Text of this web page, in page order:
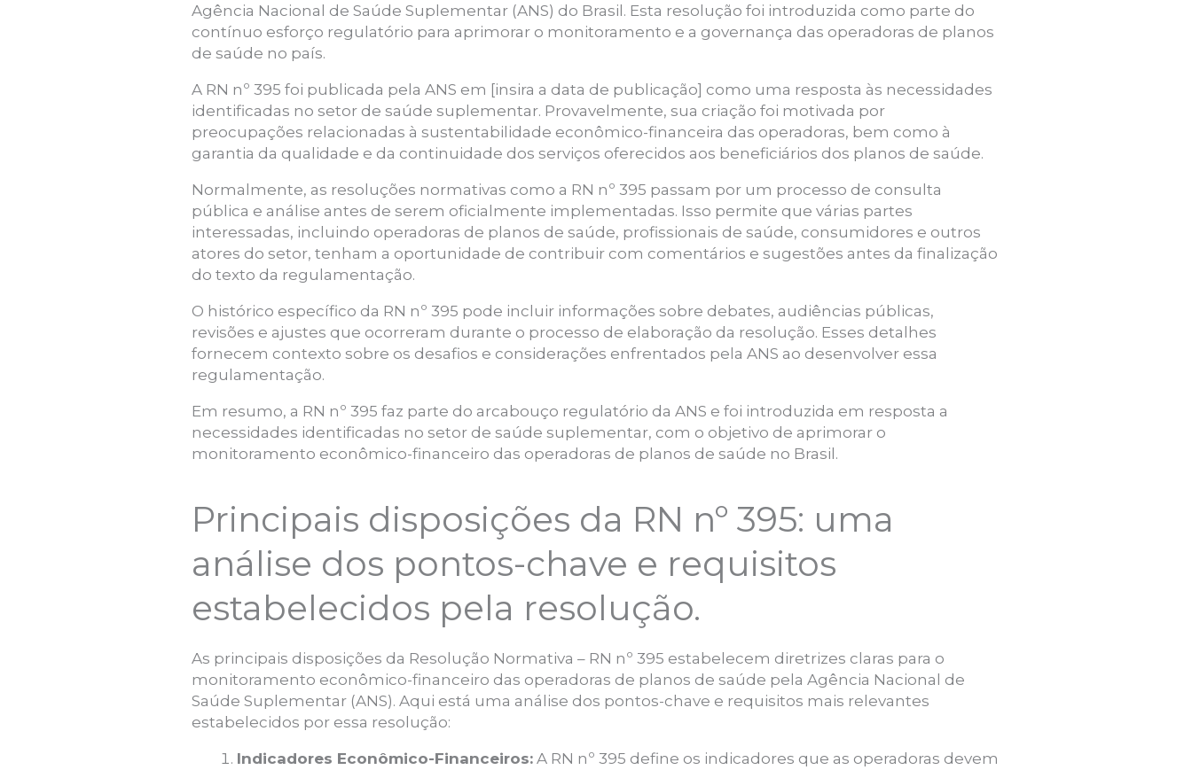
Agência Nacional de Saúde Suplementar (ANS) do Brasil. Esta resolução foi introduzida como parte do
contínuo esforço regulatório para aprimorar o monitoramento e a governança das operadoras de planos
de saúde no país.
A RN nº 395 foi publicada pela ANS em [insira a data de publicação] como uma resposta às necessidades
identificadas no setor de saúde suplementar. Provavelmente, sua criação foi motivada por
preocupações relacionadas à sustentabilidade econômico-financeira das operadoras, bem como à
garantia da qualidade e da continuidade dos serviços oferecidos aos beneficiários dos planos de saúde.
Normalmente, as resoluções normativas como a RN nº 395 passam por um processo de consulta
pública e análise antes de serem oficialmente implementadas. Isso permite que várias partes
interessadas, incluindo operadoras de planos de saúde, profissionais de saúde, consumidores e outros
atores do setor, tenham a oportunidade de contribuir com comentários e sugestões antes da finalização
do texto da regulamentação.
O histórico específico da RN nº 395 pode incluir informações sobre debates, audiências públicas,
revisões e ajustes que ocorreram durante o processo de elaboração da resolução. Esses detalhes
fornecem contexto sobre os desafios e considerações enfrentados pela ANS ao desenvolver essa
regulamentação.
Em resumo, a RN nº 395 faz parte do arcabouço regulatório da ANS e foi introduzida em resposta a
necessidades identificadas no setor de saúde suplementar, com o objetivo de aprimorar o
monitoramento econômico-financeiro das operadoras de planos de saúde no Brasil.
Principais disposições da RN nº 395: uma
análise dos pontos-chave e requisitos
estabelecidos pela resolução.
As principais disposições da Resolução Normativa – RN nº 395 estabelecem diretrizes claras para o
monitoramento econômico-financeiro das operadoras de planos de saúde pela Agência Nacional de
Saúde Suplementar (ANS). Aqui está uma análise dos pontos-chave e requisitos mais relevantes
estabelecidos por essa resolução:
Indicadores Econômico-Financeiros: A RN nº 395 define os indicadores que as operadoras devem